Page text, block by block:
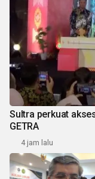
Sultra perkuat
GETRA
4 jam lalu